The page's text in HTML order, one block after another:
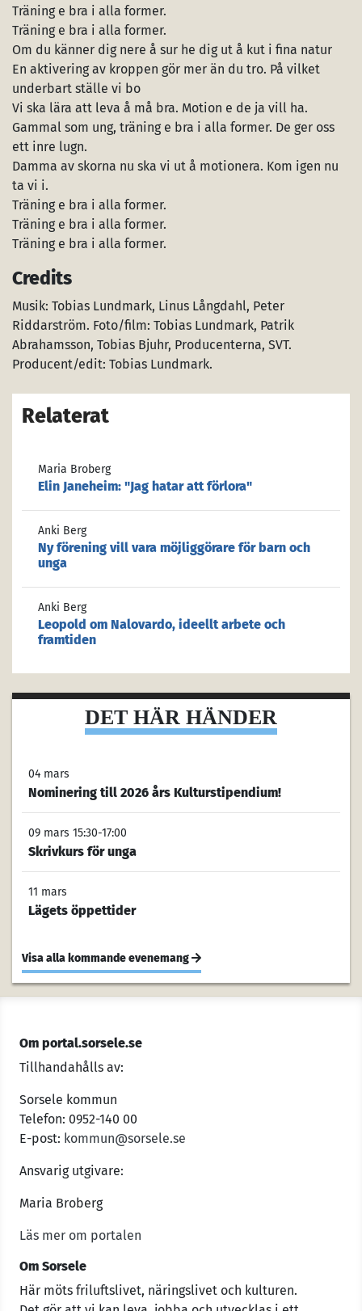
Träning e bra i alla former.
Träning e bra i alla former.
Om du känner dig nere å sur he dig ut å kut i fina natur
En aktivering av kroppen gör mer än du tro. På vilket
underbart ställe vi bo
Vi ska lära att leva å må bra. Motion e de ja vill ha.
Gammal som ung, träning e bra i alla former. De ger oss
ett inre lugn.
Damma av skorna nu ska vi ut å motionera. Kom igen nu
ta vi i.
Träning e bra i alla former.
Träning e bra i alla former.
Träning e bra i alla former.
Credits
Musik: Tobias Lundmark, Linus Långdahl, Peter
Riddarström. Foto/film: Tobias Lundmark, Patrik
Abrahamsson, Tobias Bjuhr, Producenterna, SVT.
Producent/edit: Tobias Lundmark.
Relaterat
Maria Broberg
Elin Janeheim: "Jag hatar att förlora"
Anki Berg
Ny förening vill vara möjliggörare för barn och
unga
Anki Berg
Leopold om Nalovardo, ideellt arbete och
framtiden
DET HÄR HÄNDER
04 mars
Nominering till 2026 års Kulturstipendium!
09 mars 15:30-17:00
Skrivkurs för unga
11 mars
Lägets öppettider
Visa alla kommande evenemang
Om portal.sorsele.se
Tillhandahålls av:
Sorsele kommun
Telefon: 0952-140 00
E-post: kommun@sorsele.se
Ansvarig utgivare:
Maria Broberg
Läs mer om portalen
Om Sorsele
Här möts friluftslivet, näringslivet och kulturen.